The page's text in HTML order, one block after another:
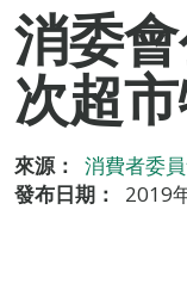
消委
次超
來源：
消費者委員
發布日期：
2019